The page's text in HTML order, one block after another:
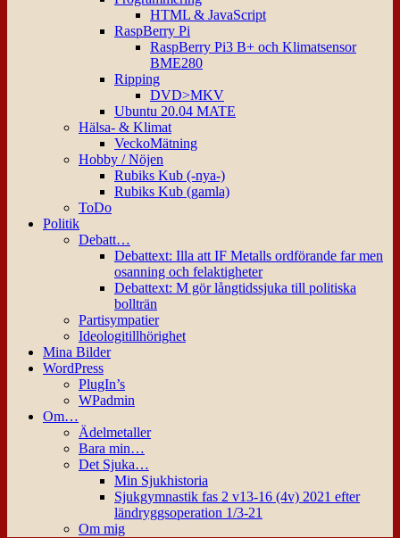
HTML & JavaScript
RaspBerry Pi
RaspBerry Pi3 B+ och Klimatsensor
BME280
Ripping
DVD>MKV
Ubuntu 20.04 MATE
Hälsa- & Klimat
VeckoMätning
Hobby / Nöjen
Rubiks Kub (-nya-)
Rubiks Kub (gamla)
ToDo
Politik
Debatt…
Debattext: Illa att IF Metalls ordförande far men
osanning och felaktigheter
Debattext: M gör långtidssjuka till politiska
bollträn
Partisympatier
Ideologitillhörighet
Mina Bilder
WordPress
PlugIn’s
WPadmin
Om…
Ädelmetaller
Bara min…
Det Sjuka…
Min Sjukhistoria
Sjukgymnastik fas 2 v13-16 (4v) 2021 efter
ländryggsoperation 1/3-21
Om mig